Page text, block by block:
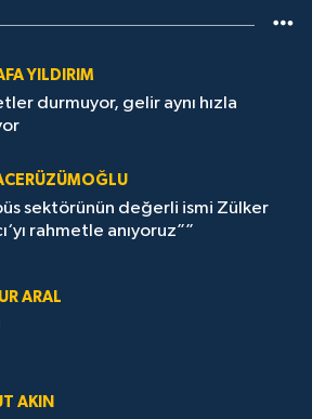
YILDIRIM
durmuyor, gelir aynı hızla
sektörünün değerli ismi Zülker
rahmetle anıyoruz””
ARAL
AKIN